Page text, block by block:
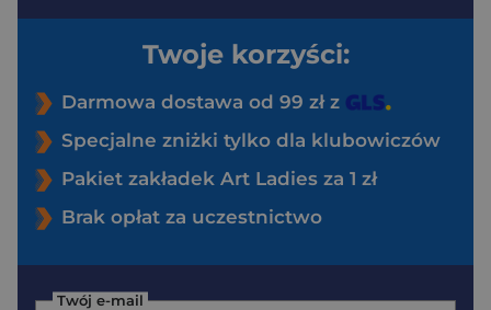
Twoje korzyści:
Darmowa dostawa od 99 zł z
Specjalne zniżki tylko dla klubowiczów
Pakiet zakładek Art Ladies za 1 zł
Brak opłat za uczestnictwo
Twój e-mail